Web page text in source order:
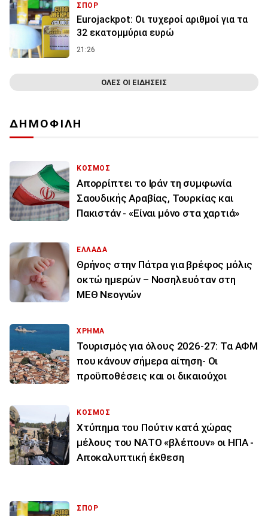
ΣΠΟΡ
Eurojackpot: Οι τυχεροί αριθμοί για τα
32 εκατoμμύρια ευρώ
21:26
ΟΛΕΣ ΟΙ ΕΙΔΗΣΕΙΣ
ΔΗΜΟΦΙΛΗ
ΚΟΣΜΟΣ
Απορρίπτει το Ιράν τη συμφωνία
Σαουδικής Αραβίας, Τουρκίας και
Πακιστάν - «Είναι μόνο στα χαρτιά»
ΕΛΛΑΔΑ
Θρήνος στην Πάτρα για βρέφος μόλις
οκτώ ημερών – Νοσηλευόταν στη
ΜΕΘ Νεογνών
ΧΡΗΜΑ
Τουρισμός για όλους 2026-27: Τα ΑΦΜ
που κάνουν σήμερα αίτηση- Οι
προϋποθέσεις και οι δικαιούχοι
ΚΟΣΜΟΣ
Χτύπημα του Πούτιν κατά χώρας
μέλους του ΝΑΤΟ «βλέπουν» οι ΗΠΑ -
Αποκαλυπτική έκθεση
ΣΠΟΡ